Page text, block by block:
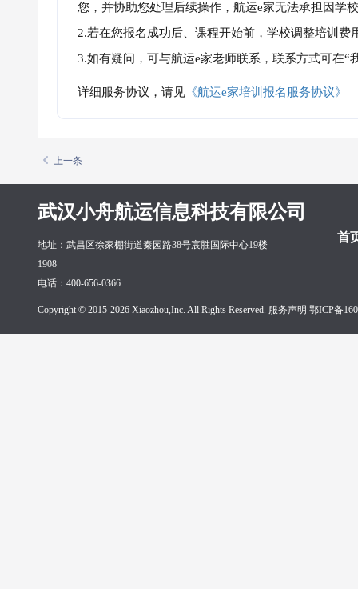
您，并协助您处理后续操作，航运e家无法承担因学
2.若在您报名成功后、课程开始前，学校调整培训
3.如有疑问，可与航运e家老师联系，联系方式可在
详细服务协议，请见 《航运e家培训报名服务协议》
上一条
武汉小舟航运信息科技有限公司
首
地址：武昌区徐家棚街道秦园路38号宸胜国际中心19楼
1908
电话：400-656-0366
Copyright © 2015-2026 Xiaozhou,Inc. All Rights Reserved. 服务声明 鄂ICP备